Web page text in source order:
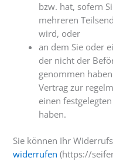
bzw. hat, sofern
mehreren
wird, oder
an dem Sie oder
der nicht der
genommen
Vertrag zur
einen
haben.
Sie können Ihr
widerrufen (https://